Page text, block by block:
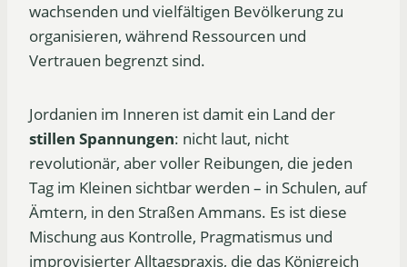
wachsenden und vielfältigen Bevölkerung zu
organisieren, während Ressourcen und
Vertrauen begrenzt sind.
Jordanien im Inneren ist damit ein Land der
stillen Spannungen: nicht laut, nicht
revolutionär, aber voller Reibungen, die jeden
Tag im Kleinen sichtbar werden – in Schulen, auf
Ämtern, in den Straßen Ammans. Es ist diese
Mischung aus Kontrolle, Pragmatismus und
improvisierter Alltagspraxis, die das Königreich